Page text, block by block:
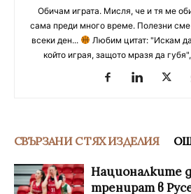
Обичам играта. Мисля, че и тя ме
сама преди много време. Полезни
всеки ден...
Любим цитат: "Искам
който играя, защото мразя да
СВЪРЗАНИ С ТЯХ ИЗДЕЛИЯ
Националките
тренират в